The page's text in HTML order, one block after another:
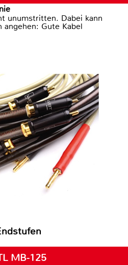
unumstritten. Dabei kann
angehen: Gute Kabel
MB-125